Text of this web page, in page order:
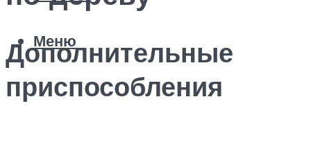
Меню
Дополнительные
приспособления